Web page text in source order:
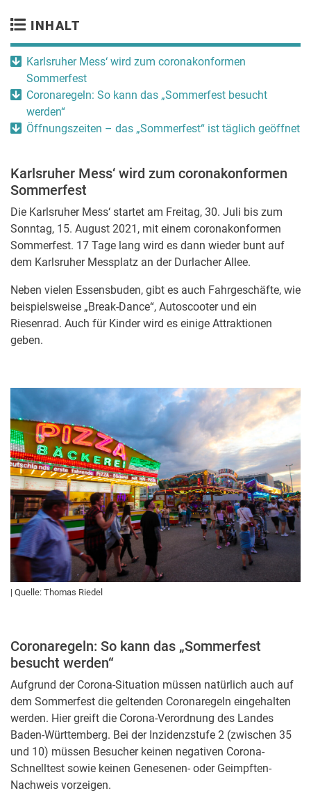
INHALT
Karlsruher Mess‘ wird zum coronakonformen
Sommerfest
Coronaregeln: So kann das „Sommerfest besucht
werden“
Öffnungszeiten – das „Sommerfest“ ist täglich geöffnet
Karlsruher Mess‘ wird zum coronakonformen
Sommerfest
Die Karlsruher Mess‘ startet am Freitag, 30. Juli bis zum
Sonntag, 15. August 2021, mit einem coronakonformen
Sommerfest. 17 Tage lang wird es dann wieder bunt auf
dem Karlsruher Messplatz an der Durlacher Allee.
Neben vielen Essensbuden, gibt es auch Fahrgeschäfte, wie
beispielsweise „Break-Dance“, Autoscooter und ein
Riesenrad. Auch für Kinder wird es einige Attraktionen
geben.
| Quelle: Thomas Riedel
Coronaregeln: So kann das „Sommerfest
besucht werden“
Aufgrund der Corona-Situation müssen natürlich auch auf
dem Sommerfest die geltenden Coronaregeln eingehalten
werden. Hier greift die Corona-Verordnung des Landes
Baden-Württemberg. Bei der Inzidenzstufe 2 (zwischen 35
und 10) müssen Besucher keinen negativen Corona-
Schnelltest sowie keinen Genesenen- oder Geimpften-
Nachweis vorzeigen.